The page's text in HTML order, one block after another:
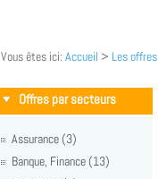
Vous êtes ici: Accueil > Les offres
Offres par secteurs
Assurance (3)
Banque, Finance (13)